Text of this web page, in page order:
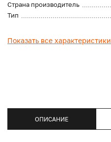
Страна производитель
Тип
Показать все характеристики
ОПИСАНИЕ